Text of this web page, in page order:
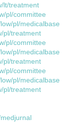
lt/treatment
pl/committee
pl/medicalbase
pl/treatment
pl/committee
pl/medicalbase
pl/treatment
pl/committee
pl/medicalbase
pl/treatment